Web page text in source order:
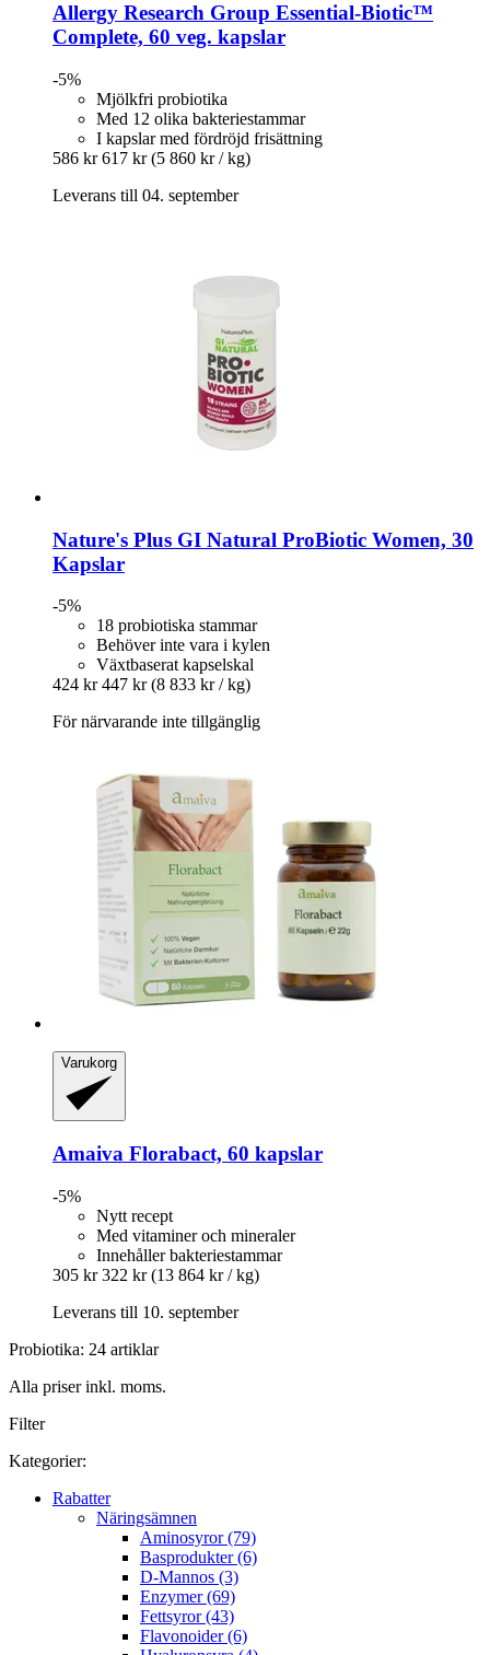
Allergy Research Group Essential-​Biotic™
Complete, 60 veg. kapslar
-5%
Mjölkfri probiotika
Med 12 olika bakteriestammar
I kapslar med fördröjd frisättning
586 kr 617 kr (5 860 kr / kg)
Leverans till 04. september
Nature's Plus GI Natural ProBiotic Women, 30
Kapslar
-5%
18 probiotiska stammar
Behöver inte vara i kylen
Växtbaserat kapselskal
424 kr 447 kr (8 833 kr / kg)
För närvarande inte tillgänglig
Varukorg
Amaiva Florabact, 60 kapslar
-5%
Nytt recept
Med vitaminer och mineraler
Innehåller bakteriestammar
305 kr 322 kr (13 864 kr / kg)
Leverans till 10. september
Probiotika: 24 artiklar
Alla priser inkl. moms.
Filter
Kategorier:
Rabatter
Näringsämnen
Aminosyror (79)
Basprodukter (6)
D-Mannos (3)
Enzymer (69)
Fettsyror (43)
Flavonoider (6)